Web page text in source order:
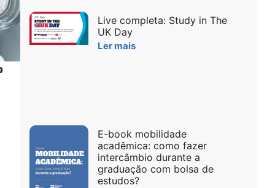
Live completa: Study in The
UK Day
Ler mais
E-book mobilidade
acadêmica: como fazer
intercâmbio durante a
graduação com bolsa de
estudos?